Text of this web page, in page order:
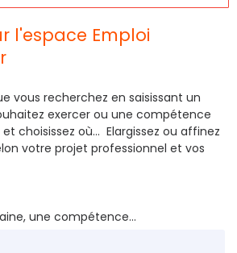
l'espace Emploi
une offre
vous recherchez en saisissant un
exercer ou une compétence
choisissez où... Elargissez ou affinez
votre projet professionnel et vos
une compétence...